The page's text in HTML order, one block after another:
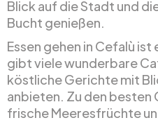
Blick auf die Stadt und
Bucht genießen.
Essen gehen in Cefalù ist
gibt viele wunderbare
köstliche Gerichte mit
anbieten. Zu den besten
frische Meeresfrüchte